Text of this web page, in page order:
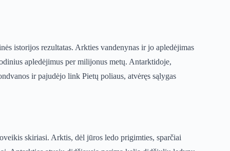
istorijos rezultatas. Arkties vandenynas ir jo apledėjimas
apledėjimus per milijonus metų. Antarktidoje,
ir pajudėjo link Pietų poliaus, atvėręs sąlygas
skiriasi. Arktis, dėl jūros ledo prigimties, sparčiai